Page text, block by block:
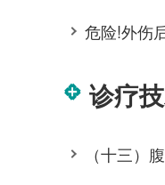
危险!外伤
诊疗
（十三）